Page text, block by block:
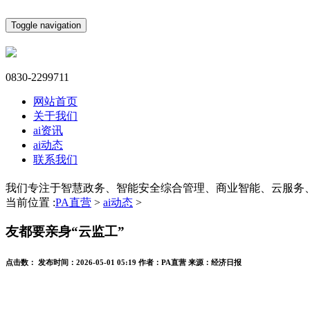
Toggle navigation
0830-2299711
网站首页
关于我们
ai资讯
ai动态
联系我们
我们专注于智慧政务、智能安全综合管理、商业智能、云服务
当前位置 :PA直营 > ai动态 >
友都要亲身“云监工”
点击数： 发布时间： 2026-05-01 05:19 作者： PA直营 来源： 经济日报